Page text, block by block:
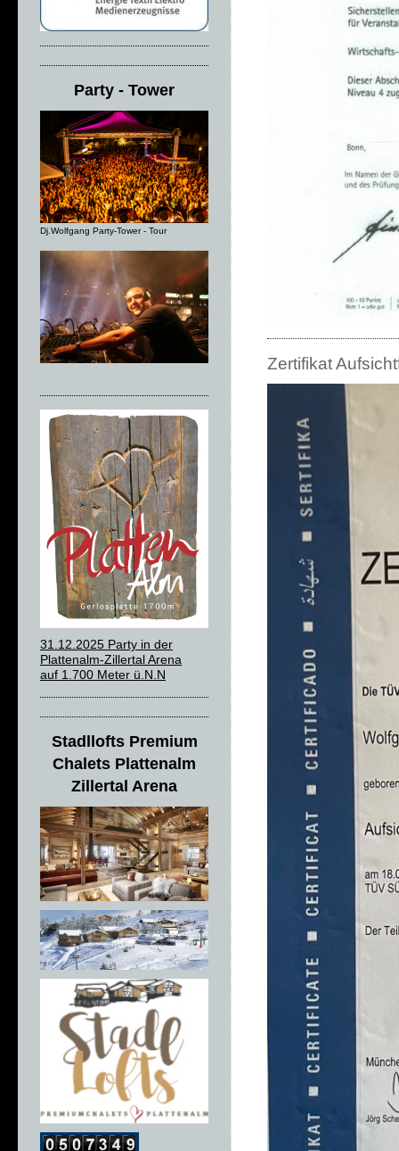
Zertifikat
Party - Tower
Dj.Wolfgang Party-Tower - Tour
31.12.2025 Party in der
Plattenalm-Zillertal Arena
auf 1.700 Meter ü.N.N
Stadllofts Premium
Chalets Plattenalm
Zillertal Arena